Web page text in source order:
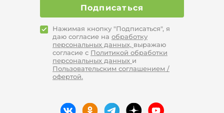
Подписаться
Нажимая кнопку "Подписаться", я
даю согласие на обработку
персональных данных, выражаю
согласие с Политикой обработки
персональных данных и
Пользовательским соглашением /
офертой.